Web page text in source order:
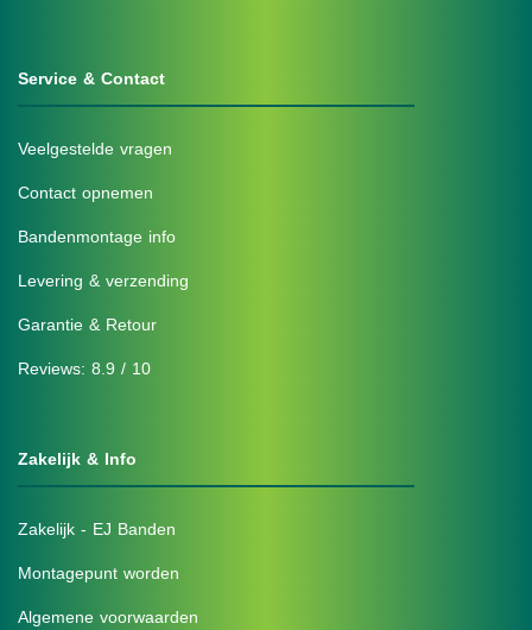
Service & Contact
Veelgestelde vragen
Contact opnemen
Bandenmontage info
Levering & verzending
Garantie & Retour
Reviews: 8.9 / 10
Zakelijk & Info
Zakelijk - EJ Banden
Montagepunt worden
Algemene voorwaarden